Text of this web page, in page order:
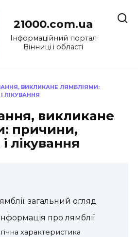
21000.com.ua
Інформаційний портал
Вінниці і області
ВИКЛИКАНЕ ЛЯМБЛІЯМИ:
ЛІКУВАННЯ
викликане
причини,
лікування
загальний огляд
про лямблії
характеристика